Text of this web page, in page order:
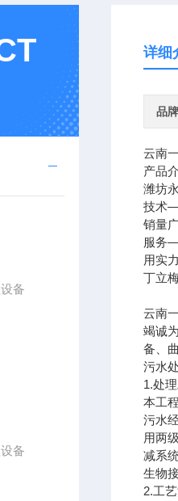
备
备
详细
品牌
云南
产品
潍坊
技术
销量
服务
用实
丁立
云南
竭诚
备、
污水
1.处
本工
污水
用两
减系
生物
2.工